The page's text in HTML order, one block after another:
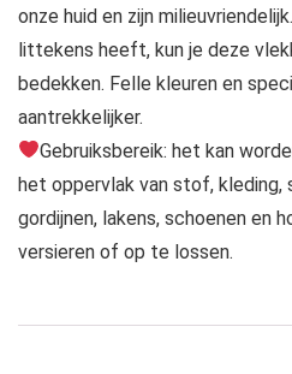
onze huid en zijn
littekens heeft, kun je deze
bedekken. Felle kleuren en
aantrekkelijker.
Gebruiksbereik: het kan
het oppervlak van stof, kleding,
gordijnen, lakens, schoenen en
versieren of op te lossen.